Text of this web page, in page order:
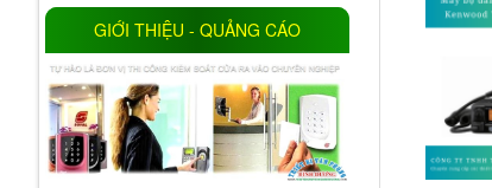
GIỚI THIỆU - QUẢNG CÁO